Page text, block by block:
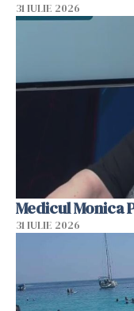
31 IULIE 2026
Medicul Monica
31 IULIE 2026